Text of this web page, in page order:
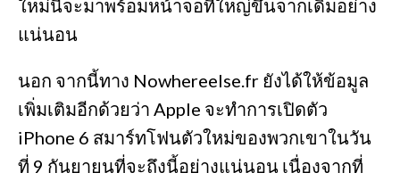
ใหม่นี้จะมาพร้อมหน้าจอที่ใหญ่ขึ้นจากเดิมอย่าง
แน่นอน
นอก จากนี้ทาง Nowhereelse.fr ยังได้ให้ข้อมูล
เพิ่มเติมอีกด้วยว่า Apple จะทำการเปิดตัว
iPhone 6 สมาร์ทโฟนตัวใหม่ของพวกเขาในวัน
ที่ 9 กันยายนที่จะถึงนี้อย่างแน่นอน เนื่องจากที่